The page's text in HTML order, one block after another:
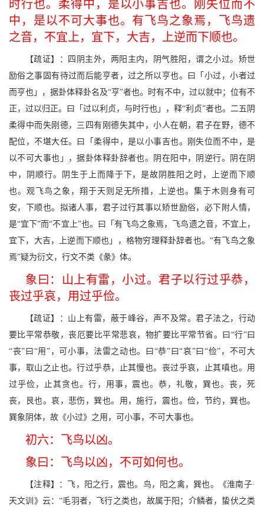
时行也。柔得中，是以小事吉也。刚失位而不
中，是以不可大事也。有飞鸟之象焉，飞鸟遗
之音，不宜上，宜下，大吉，上逆而下顺也。
【疏证】：四阴主外，两阳主内，阴气胜阳，谓之小过。矫世
励俗之事固有待过而后能亨者，过之所以亨也。曰「小过，小者过
而亨也」，据卦体释卦名及“亨”者也。时有不中，过以就中；位有不
正，过以归正。曰「过以利贞，与时行也」，释“利贞”者也。二五阴
柔得中而失刚德，三四有刚德失其中，小人在朝，君子在野，德不
配位，不堪大任。曰「柔得中，是以小事吉也。刚失位而不中，是
以不可大事也」，据卦体释卦辞者也。阴在阳中，阴逆行。阴在阴
中，阴顺行。阴生于上而降于下，是故阴胜阳之时，上逆而下顺
也。观飞鸟之象，翔于天则足无所措，上逆也。集于木则身有可
安，下顺也。拟诸人事，君子过行其事以矫世励俗，必下附人情，
是“宜下”而“不宜上”也。曰「有飞鸟之象焉，飞鸟遗之音，不宜上，
宜下，大吉，上逆而下顺也」，格物穷理释卦辞者也。“有飞鸟之象
焉”疑为衍文，行文不类《彖》体。
象曰：山上有雷，小过。君子以行过乎恭，
丧过乎哀，用过乎俭。
【疏证】：山上有雷，蔽于峰谷，声不及常。君子法之，行动
要比平常恭敬，丧厄要比平常悲哀，物扩要比平常节省。曰“行”曰
“丧”曰“用”，可小事，法雷之动也。曰“恭”曰“哀”曰“俭”，不可大
事，取山之止也。行过乎恭，止其慢也。丧过乎哀，止其嗔也。用
过乎俭，止其贪也。行，用事，震也。恭，礼敬，巽也。丧，死
丧，艮也。哀，悲伤，巽也。用，施行，震也。俭，节约，巽也。
巽象阴体，故《小过》之用，可小事，不可大事也。
初六：飞鸟以凶。
象曰：飞鸟以凶，不可如何也。
【注释】：飞，阳之行，震也。鸟，阳之禽，巽也。《淮南子·
天文训》云：“毛羽者，飞行之类也，故属于阳；介鳞者，蛰伏之类